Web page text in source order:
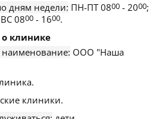
дням недели: ПН-ПТ 0800 - 2000;
0800 - 1600.
клинике
ООО "Наша
клиники.